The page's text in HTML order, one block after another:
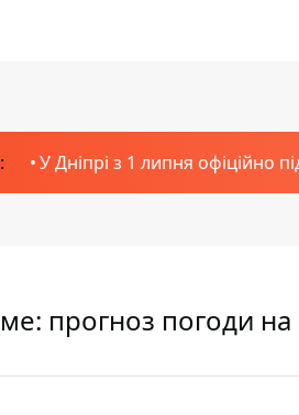
У Дніпрі з 1 липня офіційно
прогноз погоди на